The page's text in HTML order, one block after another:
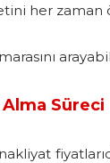
her zaman
Süreci